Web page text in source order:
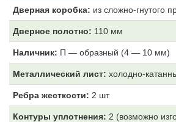
Дверная коробка: из сложно-гнутого
Дверное полотно: 110 мм
Наличник: П — образный (4 — 10 мм)
Металлический лист: холодно-
Ребра жесткости: 2 шт
Контуры уплотнения: 2 (возможно